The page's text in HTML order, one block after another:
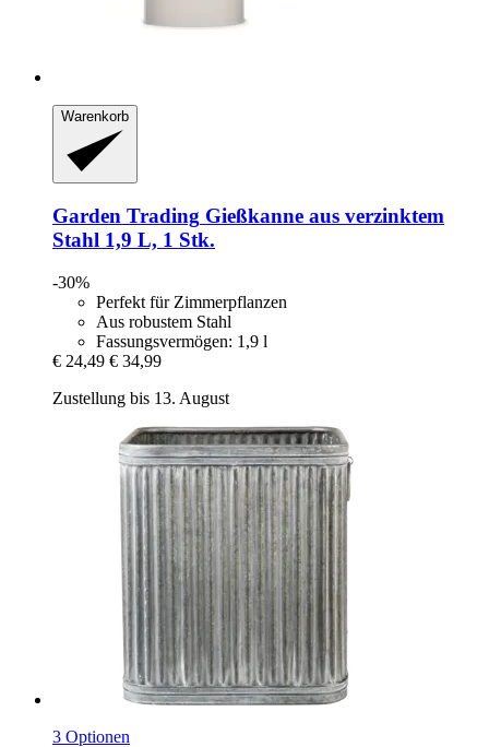
Warenkorb
Garden Trading Gießkanne aus verzinktem
Stahl 1,9 L, 1 Stk.
-30%
Perfekt für Zimmerpflanzen
Aus robustem Stahl
Fassungsvermögen: 1,9 l
€ 24,49 € 34,99
Zustellung bis 13. August
3 Optionen